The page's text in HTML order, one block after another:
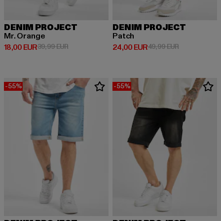
DENIM PROJECT
Mr. Orange
18,00 EUR
Derzeitiger Preis: 18,00 EUR
39,99 EURAktionspreis: 39,99 EUR
DENIM PROJECT
Patch
24,00 EUR
Derzeitiger Preis: 24,00 EUR
49,99 EURAktionspreis:
-55% -55%